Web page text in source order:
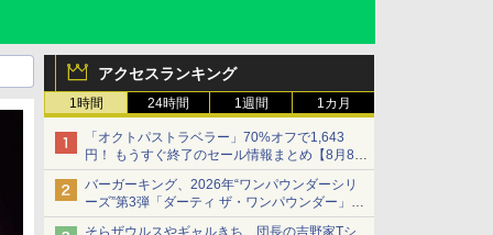
アクセスランキング
1時間 24時間 1週間 1カ月
「オクトパストラベラー」70%オフで1,643
円！ もうすぐ終了のセール情報まとめ【8月8日
更新】
ニンテンドーeショップでは「大神 絶景版」が
67%オフで990円
バーガーキング、2026年“ワンパウンダーシリ
ーズ”第3弾「ダーティ ザ・ワンパウンダー」を
8月7日発売
そらザウルスやギャルきち、団長の吉野家Tシ